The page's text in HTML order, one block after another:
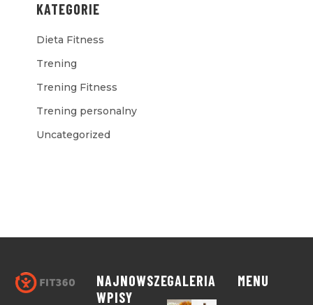
KATEGORIE
Dieta Fitness
Trening
Trening Fitness
Trening personalny
Uncategorized
NAJNOWSZE
WPISY
GALERIA MENU